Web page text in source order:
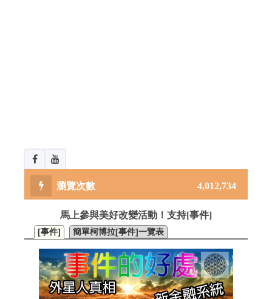
4,012,734
馬上參與美好改變活動！支持[事件]
[事件] 簡單柯博拉[事件]一覽表